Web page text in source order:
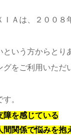
ＩＡは、２００
という方からと
をご利用いただ
。
障を感じている
間関係で悩みを抱